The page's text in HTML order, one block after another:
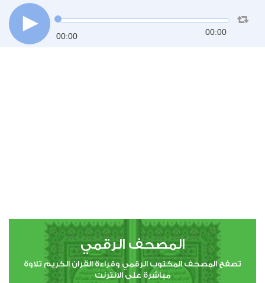
00:00 00:00
المصحف الرقمي
تصفح المصحف المكتوب الرقمي وقراءة القران الكريم تلاوة
مباشرة على الانترنت